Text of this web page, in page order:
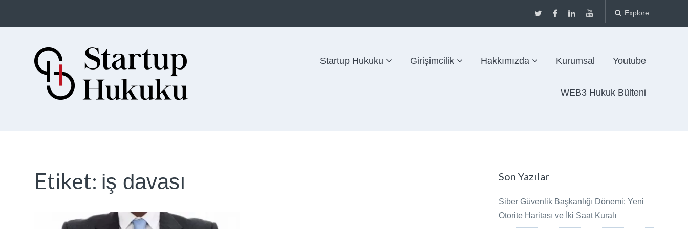
Explore
Startup Hukuku Girişimcilik Hakkımızda Kurumsal Youtube
WEB3 Hukuk Bülteni
Etiket: iş davası Son Yazılar
Siber Güvenlik Başkanlığı Dönemi: Yeni
Otorite Haritası ve İki Saat Kuralı